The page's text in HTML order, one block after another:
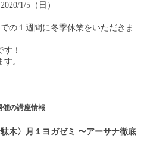
1/5（日）
の１週間に冬季休業をいただきま
！
。
催の講座情報
駄木〉月１ヨガゼミ 〜アーサナ徹底